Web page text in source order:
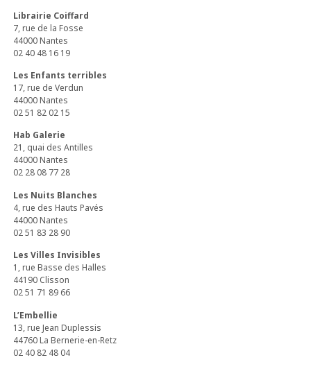
Librairie Coiffard
7, rue de la Fosse
44000 Nantes
02 40 48 16 19
Les Enfants terribles
17, rue de Verdun
44000 Nantes
02 51 82 02 15
Hab Galerie
21, quai des Antilles
44000 Nantes
02 28 08 77 28
Les Nuits Blanches
4, rue des Hauts Pavés
44000 Nantes
02 51 83 28 90
Les Villes Invisibles
1, rue Basse des Halles
44190 Clisson
02 51 71 89 66
L’Embellie
13, rue Jean Duplessis
44760 La Bernerie-en-Retz
02 40 82 48 04